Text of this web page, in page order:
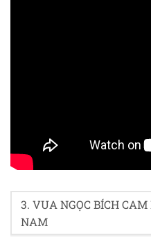
4.4/
3. VUA NGỌC BÍCH
NAM